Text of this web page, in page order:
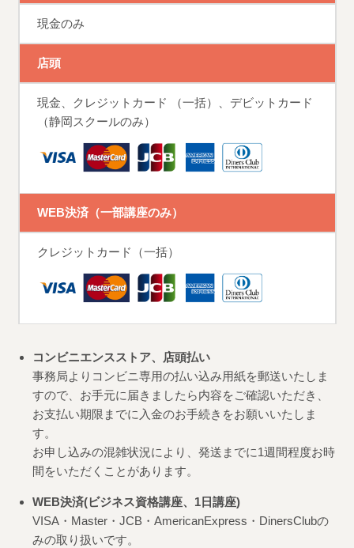
現金のみ
店頭
現金、クレジットカード （一括）、デビットカード
（静岡スクールのみ）
WEB決済（一部講座のみ）
クレジットカード（一括）
コンビニエンスストア、店頭払い
事務局よりコンビニ専用の払い込み用紙を郵送いたしま
すので、お手元に届きましたら内容をご確認いただき、
お支払い期限までに入金のお手続きをお願いいたしま
す。
お申し込みの混雑状況により、発送までに1週間程度お時
間をいただくことがあります。
WEB決済(ビジネス資格講座、1日講座)
VISA・Master・JCB・AmericanExpress・DinersClubの
みの取り扱いです。